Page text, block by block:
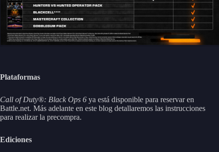
Plataformas
Call of Duty®: Black Ops 6 ya está disponible para reservar en
Battle.net. Más adelante en este blog detallaremos las instrucciones
para realizar la precompra.
Ediciones